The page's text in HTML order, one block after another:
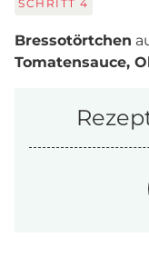
SCHRITT 4
Bressotörtchen
Tomatensauce,